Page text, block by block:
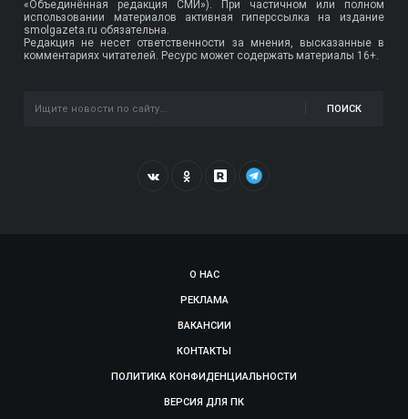
«Объединённая редакция СМИ»). При частичном или полном
использовании материалов активная гиперссылка на издание
smolgazeta.ru обязательна.
Редакция не несет ответственности за мнения, высказанные в
комментариях читателей. Ресурс может содержать материалы 16+.
ПОИСК
О НАС
РЕКЛАМА
ВАКАНСИИ
КОНТАКТЫ
ПОЛИТИКА КОНФИДЕНЦИАЛЬНОСТИ
ВЕРСИЯ ДЛЯ ПК